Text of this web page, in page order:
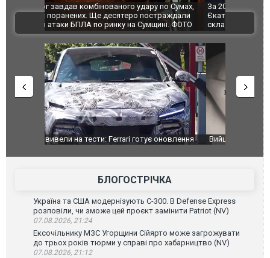
За 2000 кілометрів від кордону з Україною: в
Єкатеринбурзі після атаки дронів загорівся
склад Wildberries. ФОТО. ВІДЕО
"Мої
ВІДЕО
Вийшов трейлер нової екранізації легендарного
БЛОГОСТРІЧКА
Україна та США модернізують С-300. В Defense Express
розповіли, чи зможе цей проєкт замінити Patriot (NV)
07.08.2026, 21:24
Ексочільнику МЗС Угорщини Сійярто може загрожувати
до трьох років тюрми у справі про хабарництво (NV)
07.08.2026, 21:12